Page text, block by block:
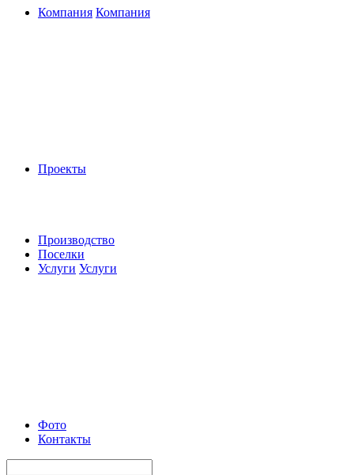
Компания Компания
Проекты
Производство
Поселки
Услуги Услуги
Фото
Контакты